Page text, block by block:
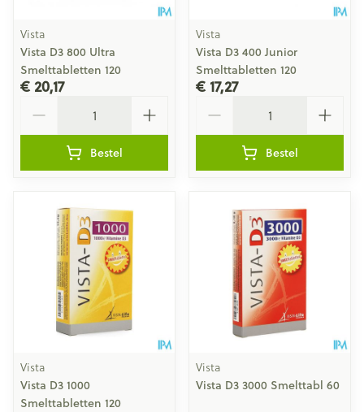
Vista
Vista D3 800 Ultra
Smelttabletten 120
€ 20,17
Bestel
Vista
Vista D3 400 Junior
Smelttabletten 120
€ 17,27
Bestel
Vista
Vista D3 1000
Smelttabletten 120
Vista
Vista D3 3000 Smelttabl 60